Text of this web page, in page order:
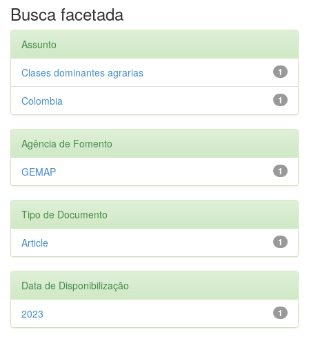
Busca facetada
Assunto
1
Clases dominantes agrarias
1
Colombia
Agência de Fomento
1
GEMAP
Tipo de Documento
1
Article
Data de Disponibilização
1
2023